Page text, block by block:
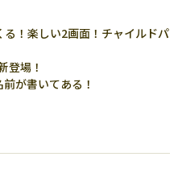
！楽しい2画面！チャイルドパ
登場！
が書いてある！